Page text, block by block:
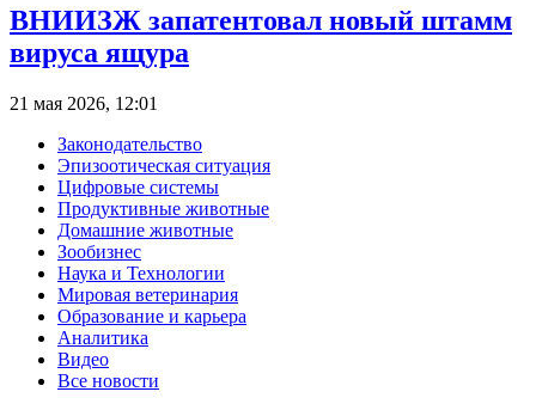
ВНИИЗЖ запатентовал новый штамм
вируса ящура
21 мая 2026, 12:01
Законодательство
Эпизоотическая ситуация
Цифровые системы
Продуктивные животные
Домашние животные
Зообизнес
Наука и Технологии
Мировая ветеринария
Образование и карьера
Аналитика
Видео
Все новости